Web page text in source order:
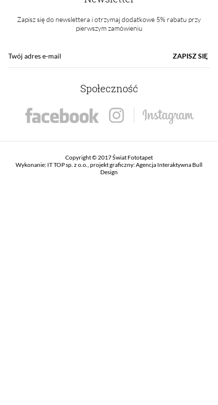
Zapisz się do newslettera i otrzymaj dodatkowe 5% rabatu przy
pierwszym zamówieniu
ZAPISZ SIĘ
Społeczność
Copyright © 2017 Świat Fototapet
Wykonanie: IT TOP sp. z o.o. , projekt graficzny:Agencja Interaktywna Bull
Design